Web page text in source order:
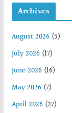
Archives
August 2026(5)
July 2026(17)
June 2026(16)
May 2026(7)
April 2026(27)